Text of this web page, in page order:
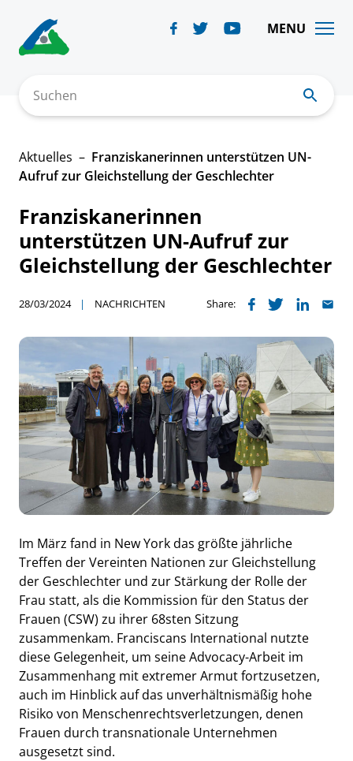
content
MENU
Suchen
Aktuelles
Franziskanerinnen unterstützen UN-
Aufruf zur Gleichstellung der Geschlechter
Franziskanerinnen
unterstützen UN-Aufruf zur
Gleichstellung der Geschlechter
28/03/2024 NACHRICHTEN Share:
Im März fand in New York das größte jährliche
Treffen der Vereinten Nationen zur Gleichstellung
der Geschlechter und zur Stärkung der Rolle der
Frau statt, als die Kommission für den Status der
Frauen (CSW) zu ihrer 68sten Sitzung
zusammenkam. Franciscans International nutzte
diese Gelegenheit, um seine Advocacy-Arbeit im
Zusammenhang mit extremer Armut fortzusetzen,
auch im Hinblick auf das unverhältnismäßig hohe
Risiko von Menschenrechtsverletzungen, denen
Frauen durch transnationale Unternehmen
ausgesetzt sind.